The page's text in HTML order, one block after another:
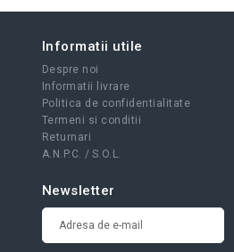
Informatii utile
Despre noi
Informatii livrare
Politica de confidentialitate
Termeni si conditii
Returnari
A.N.P.C. / S.O.L.
Newsletter